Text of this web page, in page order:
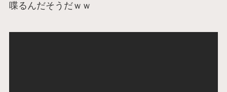
喋るんだそうだｗｗ